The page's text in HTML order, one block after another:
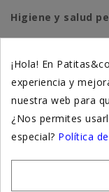
Higiene y salud
Suplementación
Otros
¡Hola! En
experiencia y
nuestra web para
¿Nos permites
especial? Política